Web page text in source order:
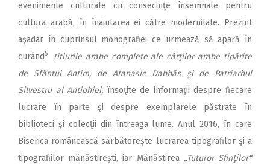
evenimente cultu­rale cu consecinţe însemnate pentru
cultura arabă, în înaintarea ei către modernitate. Prezint
aşadar în cuprinsul monografiei ce urmează să apară în
curând5
titlurile arabe complete ale cărţilor arabe tipărite
de Sfântul Antim, de Atanasie Dabbās şi de Patriarhul
Silvestru al Antiohiei, însoţite de informaţii despre fiecare
lucrare în parte şi despre exemplarele păstrate în
biblioteci şi colecţii din întreaga lume. Anul 2016, în care
Biserica românească sărbătoreşte lucrarea tipografilor şi a
tipografiilor mă­năs­tireşti, iar Mănăstirea „Tu­turor Sfinţilor“